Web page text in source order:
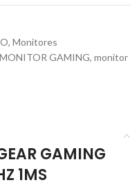
, Monitores
MONITOR GAMING, monitor
GAMING
1MS